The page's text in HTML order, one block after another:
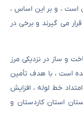
است ، و بر این اساس ،
می گیرند و برخی در
و ساز در نزدیکی مرز
است ، با هدف تأمین
خط لوله ، افزایش
استان کاردستان و